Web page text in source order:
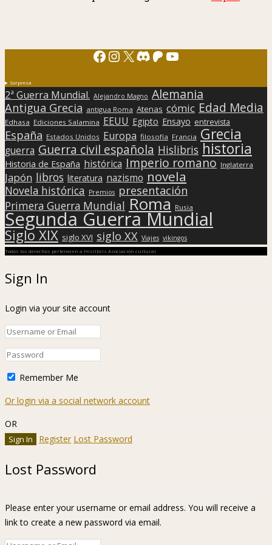
Facebook
Instagram
X Discord
Patreon
YouTube
Sorpresa
2ª Guerra Mundial. Alejandro Magno Alemania
Antigua Grecia antigua Roma Atenas cómic Edad Media
Edhasa Ediciones Salamina EEUU Egipto Ensayo entrevista
España Estados Unidos Europa filosofía Francia Grecia
guerra Guerra civil española Hislibris historia
Historia de España histórica Imperio romano Inglaterra
Japón libros literatura nazismo novela
Novela histórica Premios presentación
Primera Guerra Mundial Roma Rusia
Segunda Guerra Mundial
Siglo XIX siglo XVI siglo XX Viajes vikingos
Todos los derechos pertenecen a Hislibris Asociación cultural
Sign In
Login via your site account
Remember Me
Or login via a social network account
OR
Register Lost Password
Lost Password
Please enter your username or email address. You will receive a
link to create a new password via email.